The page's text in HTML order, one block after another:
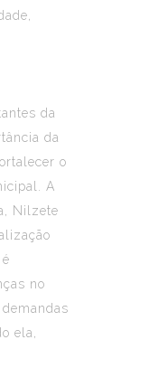
da
da
o
A
Nilzete
no
ela,